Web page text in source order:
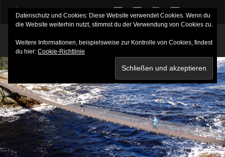
twitterfacebookinstagram
youtube
Datenschutz und Cookies: Diese Website verwendet Cookies. Wenn du
die Website weiterhin nutzt, stimmst du der Verwendung von Cookies zu.
Weitere Informationen, beispielsweise zur Kontrolle von Cookies, findest
du hier: Cookie-Richtlinie